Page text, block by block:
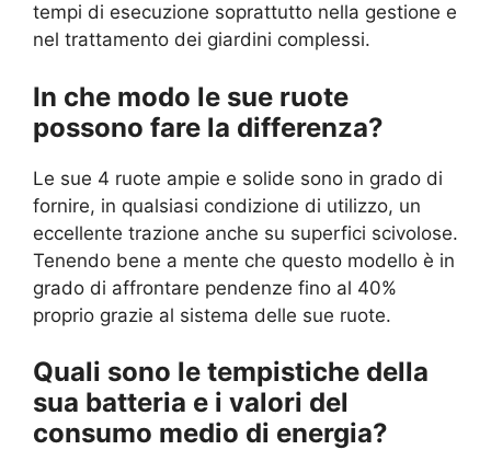
tempi di esecuzione soprattutto nella gestione e
nel trattamento dei giardini complessi.
In che modo le sue ruote
possono fare la differenza?
Le sue 4 ruote ampie e solide sono in grado di
fornire, in qualsiasi condizione di utilizzo, un
eccellente trazione anche su superfici scivolose.
Tenendo bene a mente che questo modello è in
grado di affrontare pendenze fino al 40%
proprio grazie al sistema delle sue ruote.
Quali sono le tempistiche della
sua batteria e i valori del
consumo medio di energia?